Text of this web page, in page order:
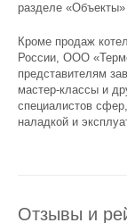
разделе
Кроме продаж
России, ООО
представителям
мастер-классы и
специалистов
наладкой и
Отзывы и